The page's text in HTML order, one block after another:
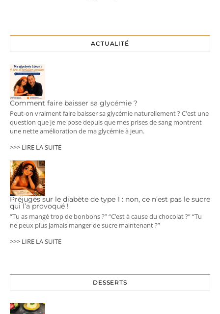
ACTUALITÉ
Comment faire baisser sa glycémie ?
Peut-on vraiment faire baisser sa glycémie naturellement ? C'est une
question que je me pose depuis que mes prises de sang montrent
une nette amélioration de ma glycémie à jeun.
>>> LIRE LA SUITE
Préjugés sur le diabète de type 1 : non, ce n’est pas le sucre
qui l’a provoqué !
“Tu as mangé trop de bonbons ?” “C’est à cause du chocolat ?” “Tu
ne peux plus jamais manger de sucre maintenant ?”
>>> LIRE LA SUITE
DESSERTS